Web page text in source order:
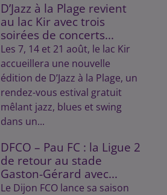
D’Jazz à la Plage revient
au lac Kir avec trois
soirées de concerts...
Les 7, 14 et 21 août, le lac Kir
accueillera une nouvelle
édition de D’Jazz à la Plage, un
rendez-vous estival gratuit
mêlant jazz, blues et swing
dans un...
DFCO – Pau FC : la Ligue 2
de retour au stade
Gaston-Gérard avec...
Le Dijon FCO lance sa saison